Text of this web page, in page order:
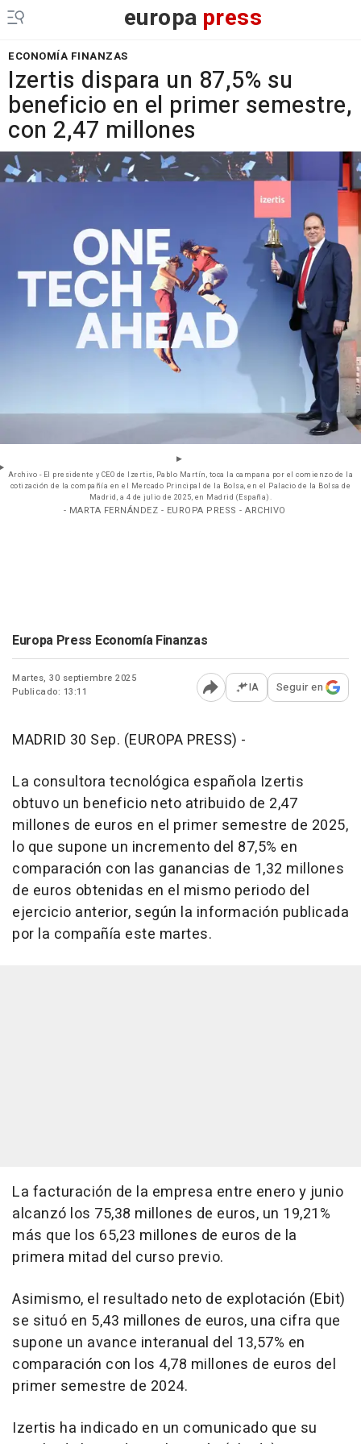
europa press
ECONOMÍA FINANZAS
Izertis dispara un 87,5% su
beneficio en el primer semestre,
con 2,47 millones
Archivo - El presidente y CEO de Izertis, Pablo Martín, toca la campana por el comienzo de la
cotización de la compañía en el Mercado Principal de la Bolsa, en el Palacio de la Bolsa de
Madrid, a 4 de julio de 2025, en Madrid (España).
- MARTA FERNÁNDEZ - EUROPA PRESS - ARCHIVO
Europa Press Economía Finanzas
Martes, 30 septiembre 2025
Publicado: 13:11
Abrir opciones para
IA Seguir en
MADRID 30 Sep. (EUROPA PRESS) -
La consultora tecnológica española Izertis
obtuvo un beneficio neto atribuido de 2,47
millones de euros en el primer semestre de 2025,
lo que supone un incremento del 87,5% en
comparación con las ganancias de 1,32 millones
de euros obtenidas en el mismo periodo del
ejercicio anterior, según la información publicada
por la compañía este martes.
La facturación de la empresa entre enero y junio
alcanzó los 75,38 millones de euros, un 19,21%
más que los 65,23 millones de euros de la
primera mitad del curso previo.
Asimismo, el resultado neto de explotación (Ebit)
se situó en 5,43 millones de euros, una cifra que
supone un avance interanual del 13,57% en
comparación con los 4,78 millones de euros del
primer semestre de 2024.
Izertis ha indicado en un comunicado que su